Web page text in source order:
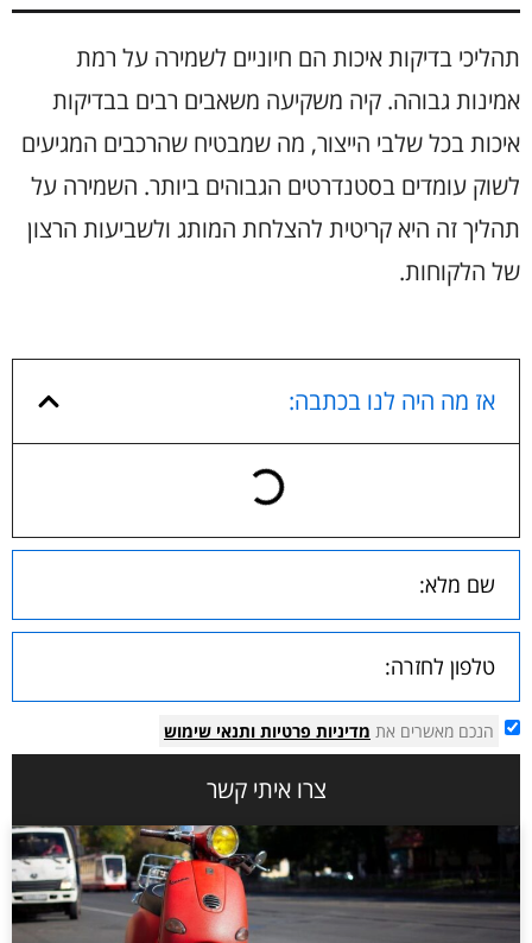
תהליכי בדיקות איכות הם חיוניים לשמירה על רמת
אמינות גבוהה. קיה משקיעה משאבים רבים בבדיקות
איכות בכל שלבי הייצור, מה שמבטיח שהרכבים המגיעים
לשוק עומדים בסטנדרטים הגבוהים ביותר. השמירה על
תהליך זה היא קריטית להצלחת המותג ולשביעות הרצון
של הלקוחות.
אז מה היה לנו בכתבה:
הנכם מאשרים את מדיניות פרטיות ותנאי שימוש
צרו איתי קשר